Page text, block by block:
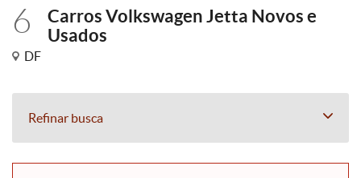
6
Carros Volkswagen Jetta Novos e
Usados
DF
Refinar busca